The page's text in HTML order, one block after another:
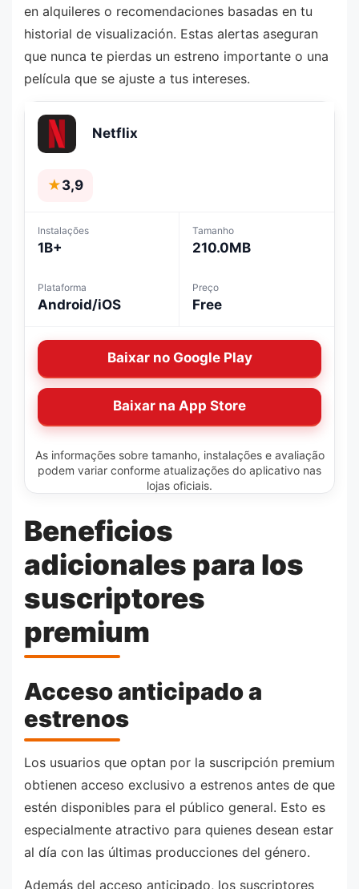
en alquileres o recomendaciones basadas en tu
historial de visualización. Estas alertas aseguran
que nunca te pierdas un estreno importante o una
película que se ajuste a tus intereses.
Netflix
★3,9
Instalações
1B+
Tamanho
210.0MB
Plataforma
Android/iOS
Preço
Free
Baixar no Google Play
Baixar na App Store
As informações sobre tamanho, instalações e avaliação
podem variar conforme atualizações do aplicativo nas
lojas oficiais.
Beneficios
adicionales para los
suscriptores
premium
Acceso anticipado a
estrenos
Los usuarios que optan por la suscripción premium
obtienen acceso exclusivo a estrenos antes de que
estén disponibles para el público general. Esto es
especialmente atractivo para quienes desean estar
al día con las últimas producciones del género.
Además del acceso anticipado, los suscriptores